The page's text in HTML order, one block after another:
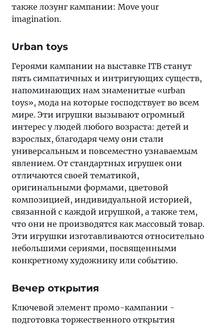
также лозунг кампании: Move your
imagination.
Urban toys
Героями кампании на выставке ITB станут
пять симпатичных и интригующих существ,
напоминающих нам знаменитые «urban
toys», мода на которые господствует во всем
мире. Эти игрушки вызывают огромный
интерес у людей любого возраста: детей и
взрослых, благодаря чему они стали
универсальным и повсеместно узнаваемым
явлением. От стандартных игрушек они
отличаются своей тематикой,
оригинальными формами, цветовой
композицией, индивидуальной историей,
связанной с каждой игрушкой, а также тем,
что они не производятся как массовый товар.
Эти игрушки изготавливаются относительно
небольшими сериями, посвященными
конкретному художнику или событию.
Вечер открытия
Ключевой элемент промо-кампании -
подготовка торжественного открытия